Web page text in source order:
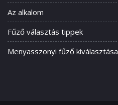
Az alkalom
Fűző választás tippek
Menyasszonyi fűző kiválasztása